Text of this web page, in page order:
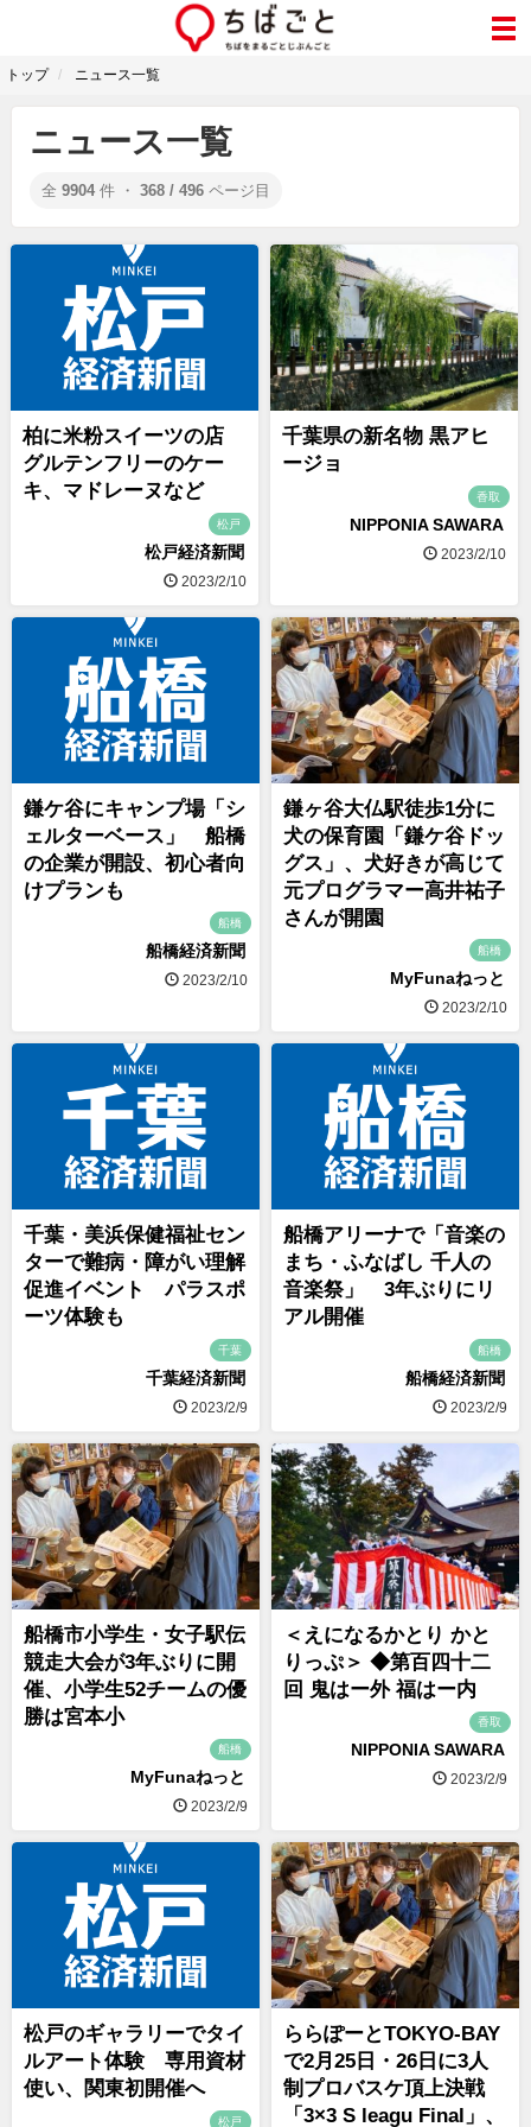
トップ ニュース一覧
ニュース一覧
全 9904 件 ・ 368 / 496 ページ目
柏に米粉スイーツの店
グルテンフリーのケー
キ、マドレーヌなど
松戸
松戸経済新聞
2023/2/10
千葉県の新名物 黒アヒ
ージョ
香取
NIPPONIA SAWARA
2023/2/10
鎌ケ谷にキャンプ場「シ
ェルターベース」 船橋
の企業が開設、初心者向
けプランも
船橋
船橋経済新聞
2023/2/10
鎌ヶ谷大仏駅徒歩1分に
犬の保育園「鎌ケ谷ドッ
グス」、犬好きが高じて
元プログラマー高井祐子
さんが開園
船橋
MyFunaねっと
2023/2/10
千葉・美浜保健福祉セン
ターで難病・障がい理解
促進イベント パラスポ
ーツ体験も
千葉
千葉経済新聞
2023/2/9
船橋アリーナで「音楽の
まち・ふなばし 千人の
音楽祭」 3年ぶりにリ
アル開催
船橋
船橋経済新聞
2023/2/9
船橋市小学生・女子駅伝
競走大会が3年ぶりに開
催、小学生52チームの優
勝は宮本小
船橋
MyFunaねっと
2023/2/9
＜えになるかとり かと
りっぷ＞ ◆第百四十二
回 鬼はー外 福はー内
香取
NIPPONIA SAWARA
2023/2/9
松戸のギャラリーでタイ
ルアート体験 専用資材
使い、関東初開催へ
松戸
ららぽーとTOKYO-BAY
で2月25日・26日に3人
制プロバスケ頂上決戦
「3×3 S leagu Final」、